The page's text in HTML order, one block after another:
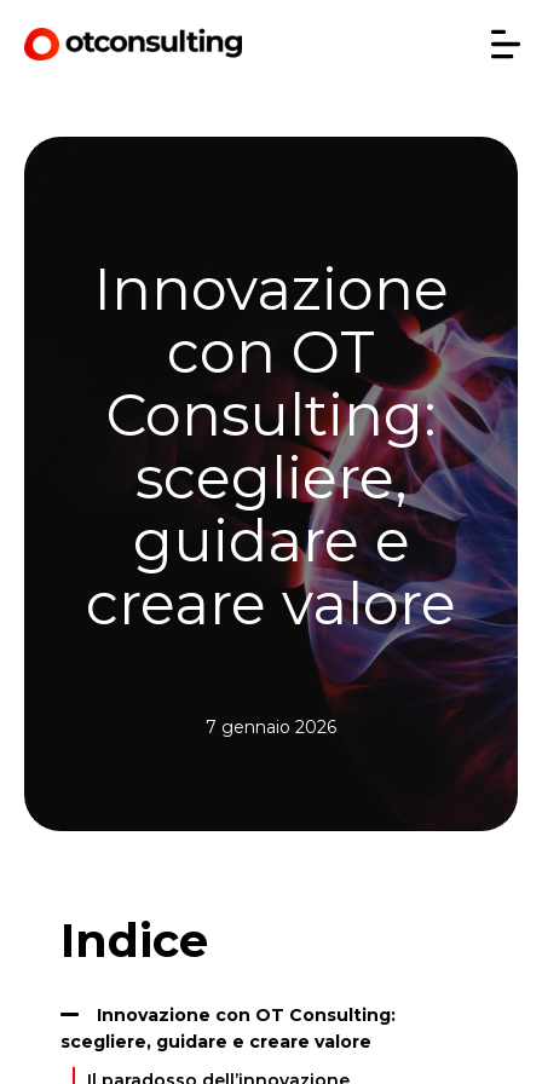
Innovazione
con OT
Consulting:
scegliere,
guidare e
creare valore
7 gennaio 2026
Indice
Innovazione con OT Consulting:
scegliere, guidare e creare valore